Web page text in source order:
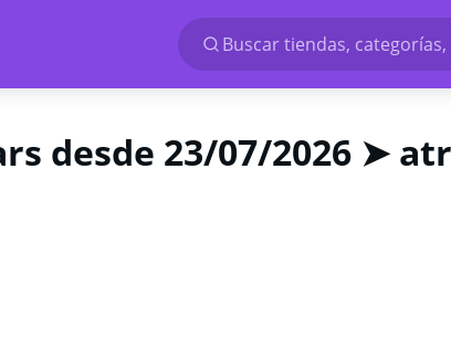
Buscar tiendas,
desde 23/07/2026 ➤